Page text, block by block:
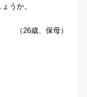
うか。
（26歳、保母）